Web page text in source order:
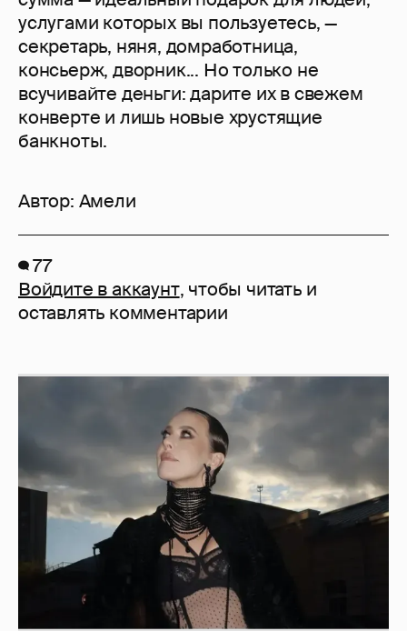
услугами которых вы пользуетесь, —
секретарь, няня, домработница,
консьерж, дворник... Но только не
всучивайте деньги: дарите их в свежем
конверте и лишь новые хрустящие
банкноты.
Автор: Амели
77
Войдите в аккаунт, чтобы читать и
оставлять комментарии